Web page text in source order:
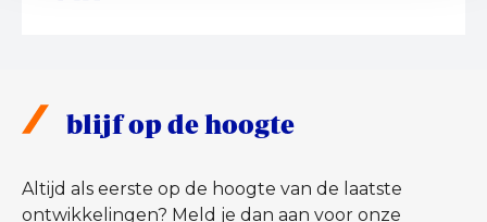
blijf op de hoogte
Altijd als eerste op de hoogte van de laatste
ontwikkelingen? Meld je dan aan voor onze